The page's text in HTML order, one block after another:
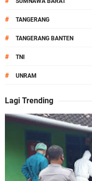
# TANGERANG
# TANGERANG BANTEN
# TNI
# UNRAM
Lagi Trending